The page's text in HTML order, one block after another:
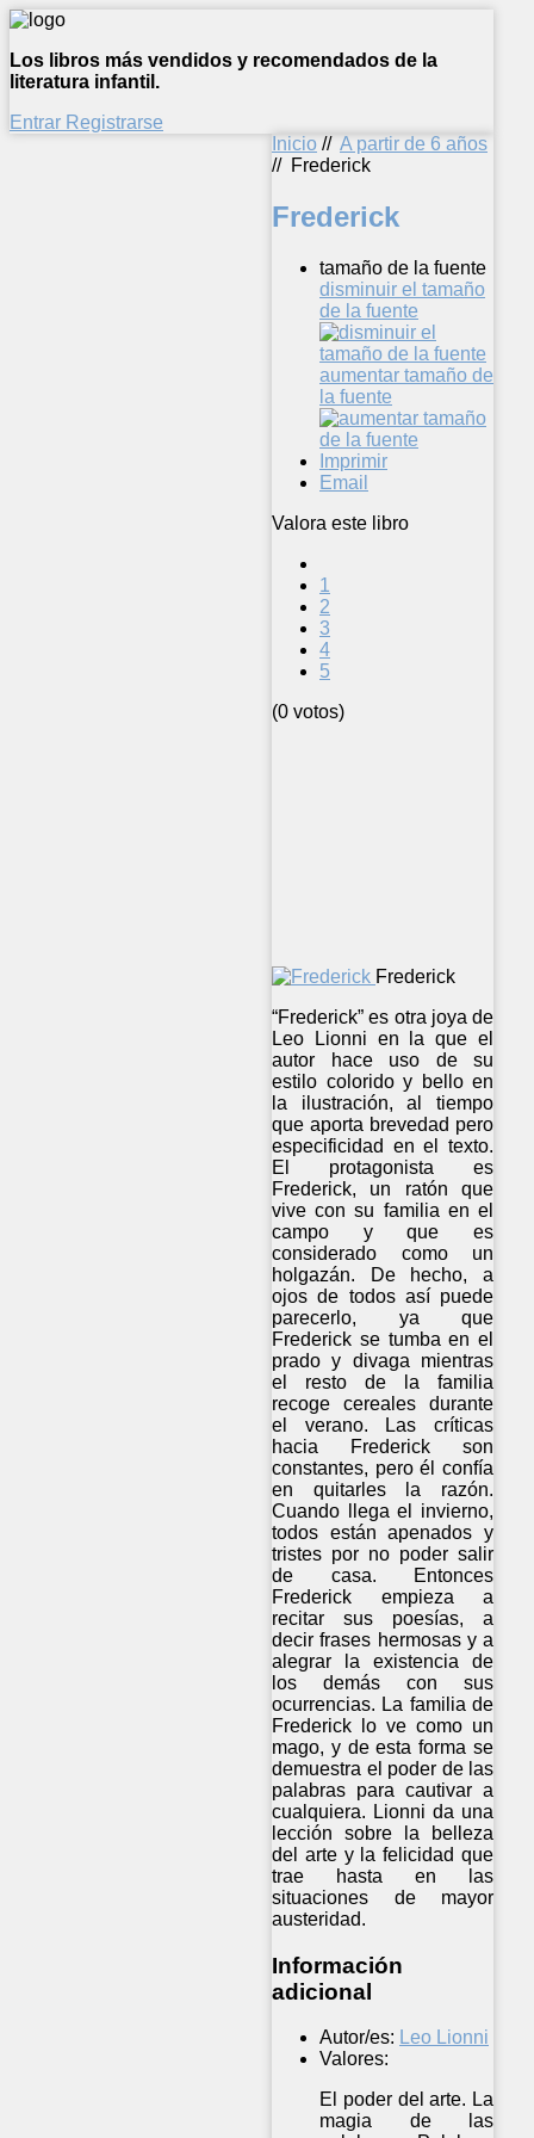
Los libros más vendidos y recomendados de la
literatura infantil.
Entrar Registrarse
Inicio // A partir de 6 años
// Frederick
Frederick
tamaño de la fuente
disminuir el tamaño
de la fuente
aumentar tamaño de
la fuente
Imprimir
Email
Valora este libro
1
2
3
4
5
(0 votos)
Frederick
“Frederick” es otra joya de
Leo Lionni en la que el
autor hace uso de su
estilo colorido y bello en
la ilustración, al tiempo
que aporta brevedad pero
especificidad en el texto.
El protagonista es
Frederick, un ratón que
vive con su familia en el
campo y que es
considerado como un
holgazán. De hecho, a
ojos de todos así puede
parecerlo, ya que
Frederick se tumba en el
prado y divaga mientras
el resto de la familia
recoge cereales durante
el verano. Las críticas
hacia Frederick son
constantes, pero él confía
en quitarles la razón.
Cuando llega el invierno,
todos están apenados y
tristes por no poder salir
de casa. Entonces
Frederick empieza a
recitar sus poesías, a
decir frases hermosas y a
alegrar la existencia de
los demás con sus
ocurrencias. La familia de
Frederick lo ve como un
mago, y de esta forma se
demuestra el poder de las
palabras para cautivar a
cualquiera. Lionni da una
lección sobre la belleza
del arte y la felicidad que
trae hasta en las
situaciones de mayor
austeridad.
Información
adicional
Autor/es: Leo Lionni
Valores:
El poder del arte. La
magia de las